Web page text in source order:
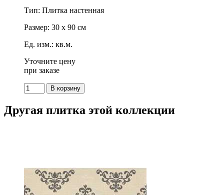
Тип: Плитка настенная
Размер: 30 x 90 см
Ед. изм.: кв.м.
Уточните цену
при заказе
Другая плитка этой коллекции